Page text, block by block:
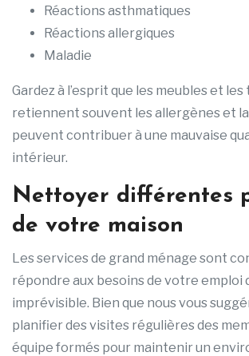
Réactions asthmatiques
Réactions allergiques
Maladie
Gardez à l’esprit que les meubles et les
retiennent souvent les allergènes et
peuvent contribuer à une mauvaise
intérieur.
Nettoyer différentes
de votre maison
Les services de grand ménage sont
répondre aux besoins de votre emploi
imprévisible. Bien que nous vous
planifier des visites régulières des
équipe formés pour maintenir un